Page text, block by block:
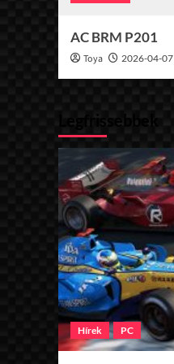
AC BRM P201
Toya 2026-04-07
Legfrissebbek
Hírek PC